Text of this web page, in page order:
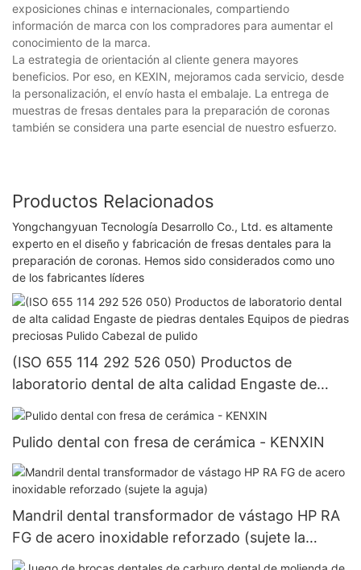
exposiciones chinas e internacionales, compartiendo
información de marca con los compradores para aumentar el
conocimiento de la marca.
La estrategia de orientación al cliente genera mayores
beneficios. Por eso, en KEXIN, mejoramos cada servicio, desde
la personalización, el envío hasta el embalaje. La entrega de
muestras de fresas dentales para la preparación de coronas
también se considera una parte esencial de nuestro esfuerzo.
Productos Relacionados
Yongchangyuan Tecnología Desarrollo Co., Ltd. es altamente
experto en el diseño y fabricación de fresas dentales para la
preparación de coronas. Hemos sido considerados como uno
de los fabricantes líderes
(ISO 655 114 292 526 050) Productos de
laboratorio dental de alta calidad Engaste de
piedras dentales Equipos de piedras preciosas
Pulido dental con fresa de cerámica - KENXIN
Mandril dental transformador de vástago HP RA
FG de acero inoxidable reforzado (sujete la
aguja)